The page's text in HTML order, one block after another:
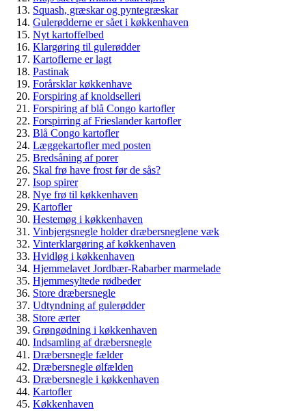
Squash, græskar og pyntegræskar
Gulerødderne er sået i køkkenhaven
Nyt kartoffelbed
Klargøring til gulerødder
Kartoflerne er lagt
Pastinak
Forårsklar køkkenhave
Forspiring af knoldselleri
Forspiring af blå Congo kartofler
Forspirring af Frieslander kartofler
Blå Congo kartofler
Læggekartofler med posten
Bredsåning af porer
Skal frø have frost før de sås?
Isop spirer
Nye frø til køkkenhaven
Kartofler
Hestemøg i køkkenhaven
Vinbjergsnegle holder dræbersneglene væk
Vinterklargøring af køkkenhaven
Hvidløg i køkkenhaven
Hjemmelavet Jordbær-Rabarber marmelade
Hjemmesyltede rødbeder
Store dræbersnegle
Udtyndning af gulerødder
Store ærter
Grøngødning i køkkenhaven
Indsamling af dræbersnegle
Dræbersnegle fælder
Dræbersnegle ølfælden
Dræbersnegle i køkkenhaven
Kartofler
Køkkenhaven